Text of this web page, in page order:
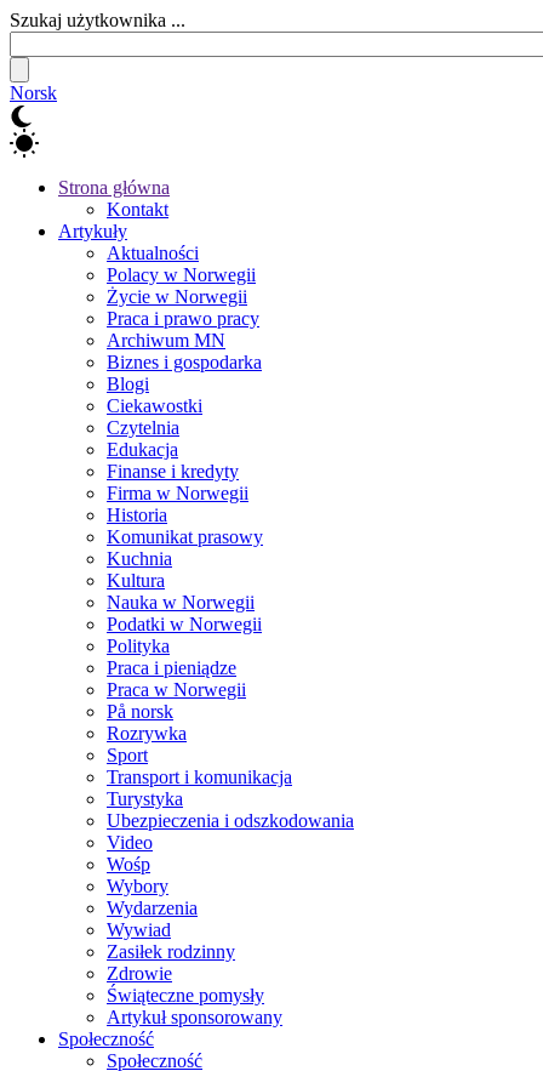
Szukaj użytkownika ...
Norsk
Strona główna
Kontakt
Artykuły
Aktualności
Polacy w Norwegii
Życie w Norwegii
Praca i prawo pracy
Archiwum MN
Biznes i gospodarka
Blogi
Ciekawostki
Czytelnia
Edukacja
Finanse i kredyty
Firma w Norwegii
Historia
Komunikat prasowy
Kuchnia
Kultura
Nauka w Norwegii
Podatki w Norwegii
Polityka
Praca i pieniądze
Praca w Norwegii
På norsk
Rozrywka
Sport
Transport i komunikacja
Turystyka
Ubezpieczenia i odszkodowania
Video
Wośp
Wybory
Wydarzenia
Wywiad
Zasiłek rodzinny
Zdrowie
Świąteczne pomysły
Artykuł sponsorowany
Społeczność
Społeczność